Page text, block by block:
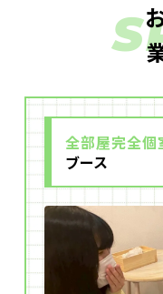
全部屋完全個
ブース